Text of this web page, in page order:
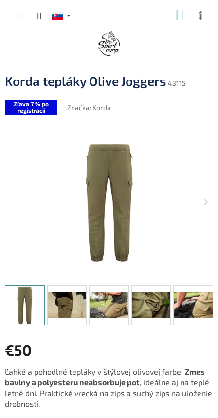
Korda tepláky Olive Joggers 43115
Zľava 7 % po
registrácii
Značka: Korda
€50
cena:
Ľahké a pohodlné tepláky v štýlovej olivovej farbe. Zmes
bavlny a polyesteru neabsorbuje pot, ideálne aj na teplé
letné dni. Praktické vrecká na zips a suchý zips na uloženie
drobností.